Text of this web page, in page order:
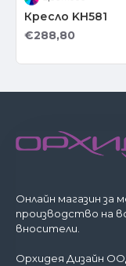
Кресло KH581
€288,80
Онлайн магазин за
производство на
вносители.
Орхидея Дизайн